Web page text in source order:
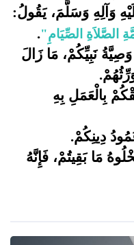
وَآلِهِ وَسَلَّمَ، يَقُولُ:
الصَّلاَةِ الصِّيَامِ"
.
وَصِيَّةُ نَبِيِّكُمْ، مَا زَالَ
.
بِالْعَمَلِ بِهِ
دِينِكُمْ.
مَا بَقِيتُمْ، فَإِنَّهُ